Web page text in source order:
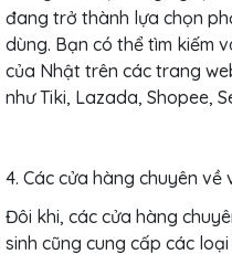
đang trở thành lựa chọn
dùng. Bạn có thể tìm kiếm
của Nhật trên các trang
như Tiki, Lazada, Shopee,
4. Các cửa hàng chuyên
Đôi khi, các cửa hàng
sinh cũng cung cấp các